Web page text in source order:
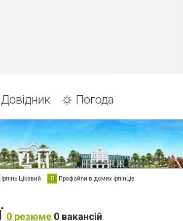
Довідник Погода
Ірпінь Цікавий П Профайли відомих ірпінців
0 резюме 0 вакансій